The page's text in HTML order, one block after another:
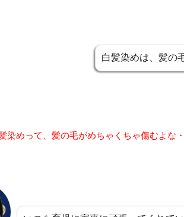
白髪染めは、髪の
染めって、髪の毛がめちゃくちゃ傷むよな